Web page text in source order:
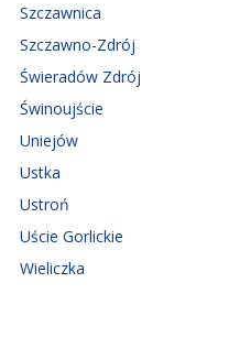
Szczawnica
Szczawno-Zdrój
Świeradów Zdrój
Świnoujście
Uniejów
Ustka
Ustroń
Uście Gorlickie
Wieliczka